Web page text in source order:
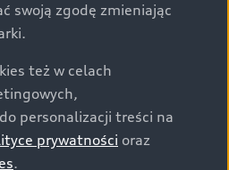
się z Partnerem Marki
obecnie samochody marki Audi
spełniających pod
i recyklingu wymagania
22628 i są zgodne z
homologacji wydanymi wg
swoją zgodę zmieniając
też w celach
personalizacji treści na
prywatności oraz
.